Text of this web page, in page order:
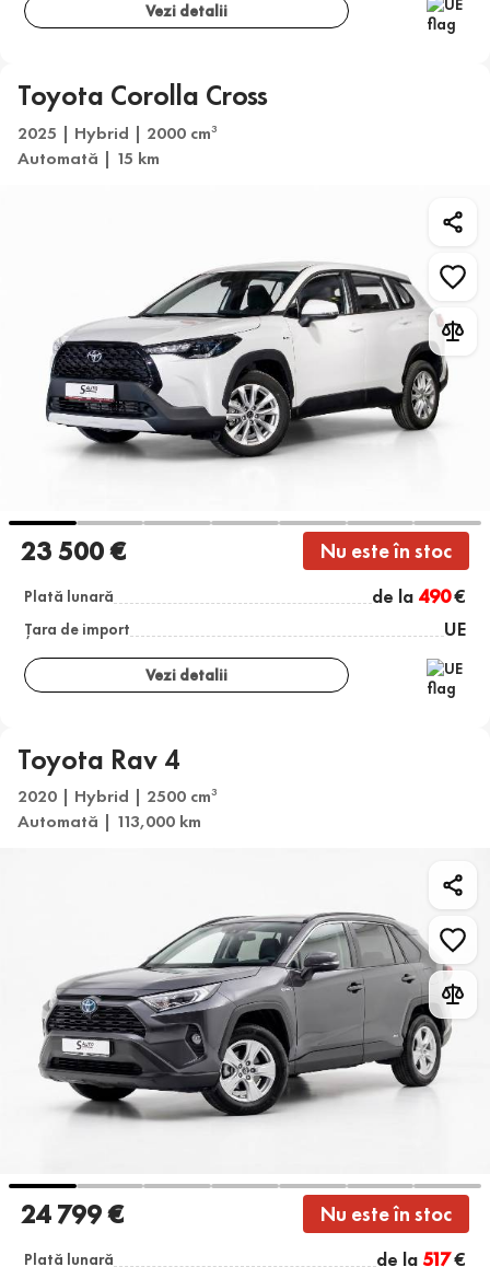
Vezi detalii
Toyota Corolla Cross
2025 | Hybrid | 2000 cm3
Automată | 15 km
23 500 € Nu este în stoc
Plată lunară de la 490€
Țara de import UE
Vezi detalii
Toyota Rav 4
2020 | Hybrid | 2500 cm3
Automată | 113,000 km
24 799 € Nu este în stoc
Plată lunară de la 517€